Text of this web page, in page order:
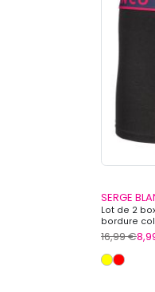
SERGE
Lot de 2
bordure
SERGE
16,99 €